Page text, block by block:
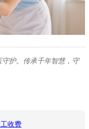
护。传承千年智慧，守
收费